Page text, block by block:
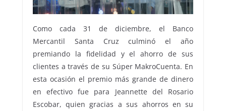
Como cada 31 de diciembre, el Banco
Mercantil Santa Cruz culminó el año
premiando la fidelidad y el ahorro de sus
clientes a través de su Súper MakroCuenta. En
esta ocasión el premio más grande de dinero
en efectivo fue para Jeannette del Rosario
Escobar, quien gracias a sus ahorros en su